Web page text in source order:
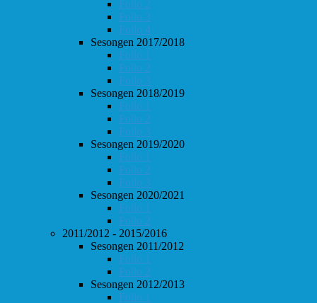
Follo 2
Follo 3
Follo 4
Sesongen 2017/2018
Follo 1
Follo 2
Follo 3
Sesongen 2018/2019
Follo 1
Follo 2
Follo 3
Sesongen 2019/2020
Follo 1
Follo 2
Follo 3
Sesongen 2020/2021
Follo 1
Follo 2
2011/2012 - 2015/2016
Sesongen 2011/2012
Follo 1
Follo 2
Sesongen 2012/2013
Follo 1